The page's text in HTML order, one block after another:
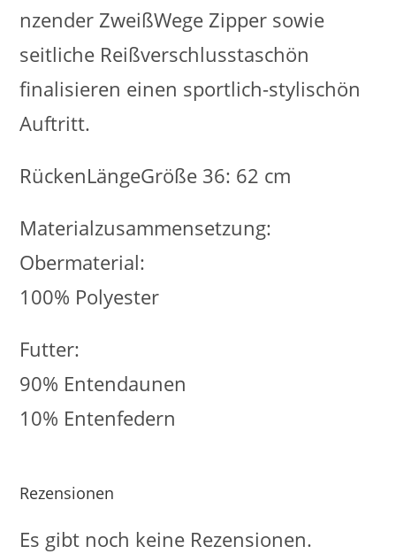
nzender ZweißWege Zipper sowie
seitliche Reißverschlusstaschön
finalisieren einen sportlich-stylischön
Auftritt.
RückenLängeGröße 36: 62 cm
Materialzusammensetzung:
Obermaterial:
100% Polyester
Futter:
90% Entendaunen
10% Entenfedern
Rezensionen
Es gibt noch keine Rezensionen.